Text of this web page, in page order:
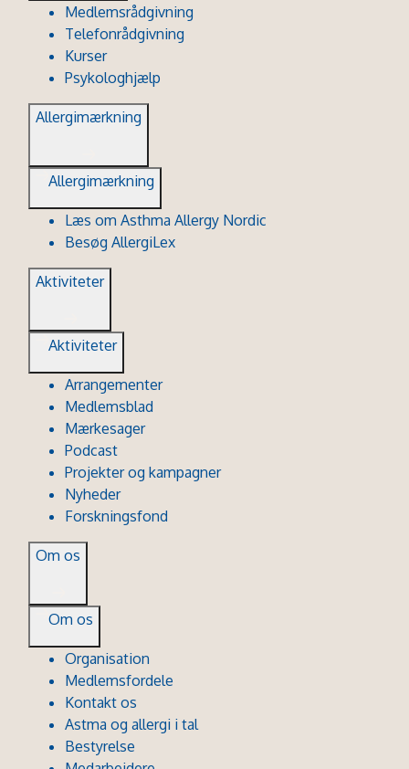
Medlemsrådgivning
Telefonrådgivning
Kurser
Psykologhjælp
Allergimærkning
Allergimærkning
Læs om Asthma Allergy Nordic
Besøg AllergiLex
Aktiviteter
Aktiviteter
Arrangementer
Medlemsblad
Mærkesager
Podcast
Projekter og kampagner
Nyheder
Forskningsfond
Om os
Om os
Organisation
Medlemsfordele
Kontakt os
Astma og allergi i tal
Bestyrelse